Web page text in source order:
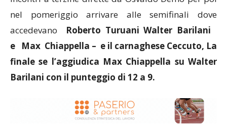
nel pomeriggio arrivare alle semifinali dove
accedevano
Roberto Turuani Walter Barilani
e Max Chiappella – e il carnaghese Ceccuto, La
finale se l’aggiudica Max Chiappella su Walter
Barilani con il punteggio di 12 a 9.